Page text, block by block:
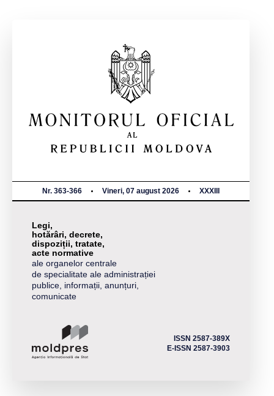
Nr. 363-366 Vineri, 07 august 2026 XXXIII
Legi,
hotărâri, decrete,
dispoziții, tratate,
acte normative
ale organelor centrale
de specialitate ale administrației
publice, informații, anunțuri,
comunicate
ISSN 2587-389X
E-ISSN 2587-3903